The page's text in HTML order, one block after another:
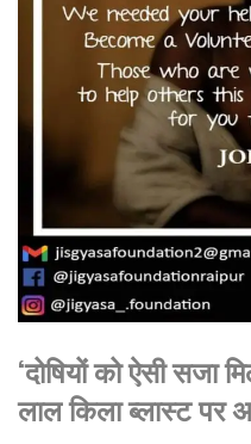
‘दोषियों को ऐसी सजा
लाल किला ब्लास्ट पर